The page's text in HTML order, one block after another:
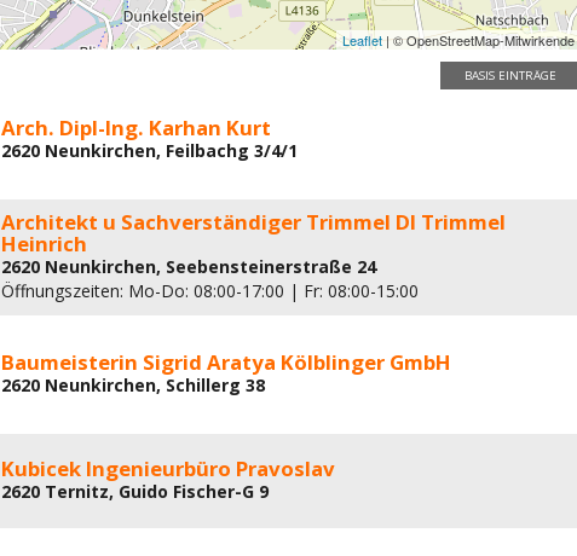
Leaflet | © OpenStreetMap-Mitwirkende
BASIS EINTRÄGE
Arch. Dipl-Ing. Karhan Kurt
2620 Neunkirchen, Feilbachg 3/4/1
Architekt u Sachverständiger Trimmel DI Trimmel
Heinrich
2620 Neunkirchen, Seebensteinerstraße 24
Öffnungszeiten: Mo-Do: 08:00-17:00 | Fr: 08:00-15:00
Baumeisterin Sigrid Aratya Kölblinger GmbH
2620 Neunkirchen, Schillerg 38
Kubicek Ingenieurbüro Pravoslav
2620 Ternitz, Guido Fischer-G 9